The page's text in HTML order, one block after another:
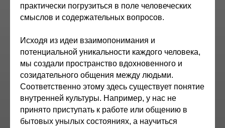
практически погрузиться в поле человеческих
смыслов и содержательных вопросов.
Исходя из идеи взаимопонимания и
потенциальной уникальности каждого человека,
мы создали пространство вдохновенного и
созидательного общения между людьми.
Соответственно этому здесь существует понятие
внутренней культуры. Например, у нас не
принято приступать к работе или общению в
бытовых унылых состояниях, а научиться